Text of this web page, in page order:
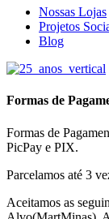
Nossas Lojas
Projetos
Blog
Formas de
Formas de
PicPay e PIX.
Parcelamos até 3
Aceitamos as